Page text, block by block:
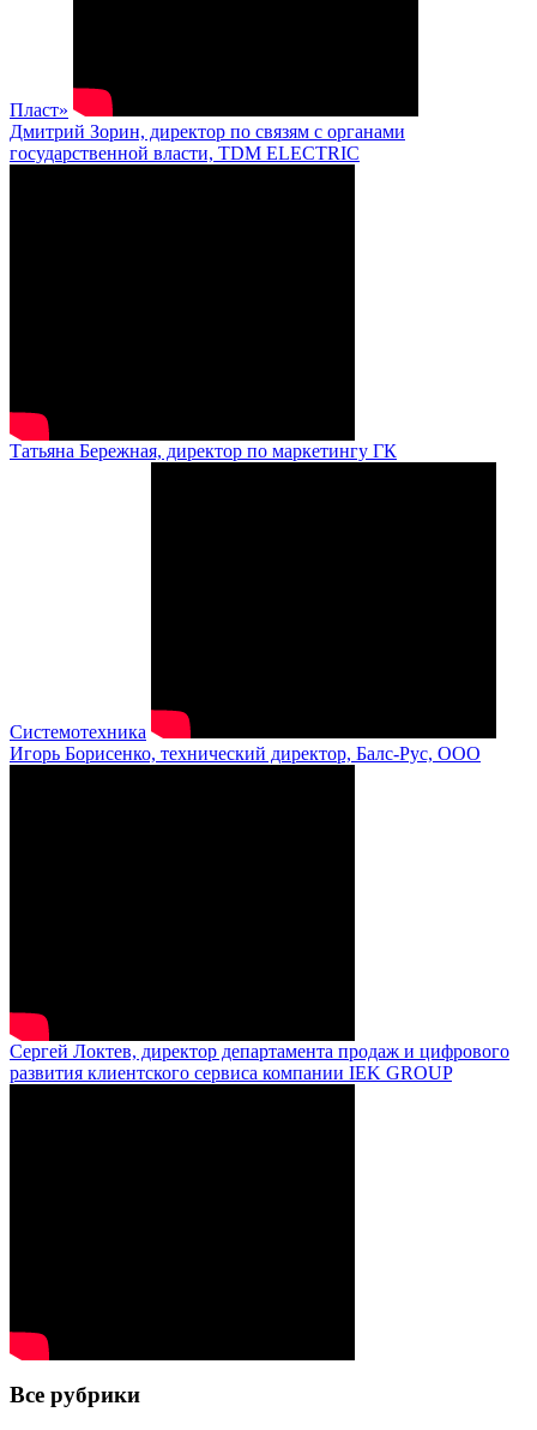
Пласт»
Дмитрий Зорин, директор по связям с органами
государственной власти, TDM ELECTRIC
Татьяна Бережная, директор по маркетингу ГК
Системотехника
Игорь Борисенко, технический директор, Балс-Рус, ООО
Сергей Локтев, директор департамента продаж и цифрового
развития клиентского сервиса компании IEK GROUP
Все рубрики